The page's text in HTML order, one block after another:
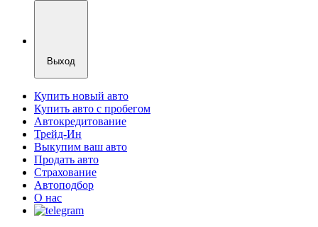
Выход
Купить новый авто
Купить авто с пробегом
Автокредитование
Трейд-Ин
Выкупим ваш авто
Продать авто
Страхование
Автоподбор
О нас